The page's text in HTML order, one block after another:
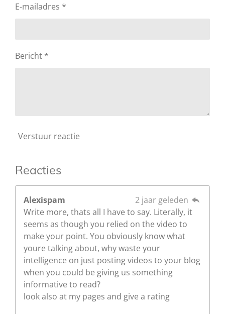
E-mailadres *
Bericht *
Verstuur reactie
Reacties
Alexispam
2 jaar geleden
Write more, thats all I have to say. Literally, it
seems as though you relied on the video to
make your point. You obviously know what
youre talking about, why waste your
intelligence on just posting videos to your blog
when you could be giving us something
informative to read?
look also at my pages and give a rating